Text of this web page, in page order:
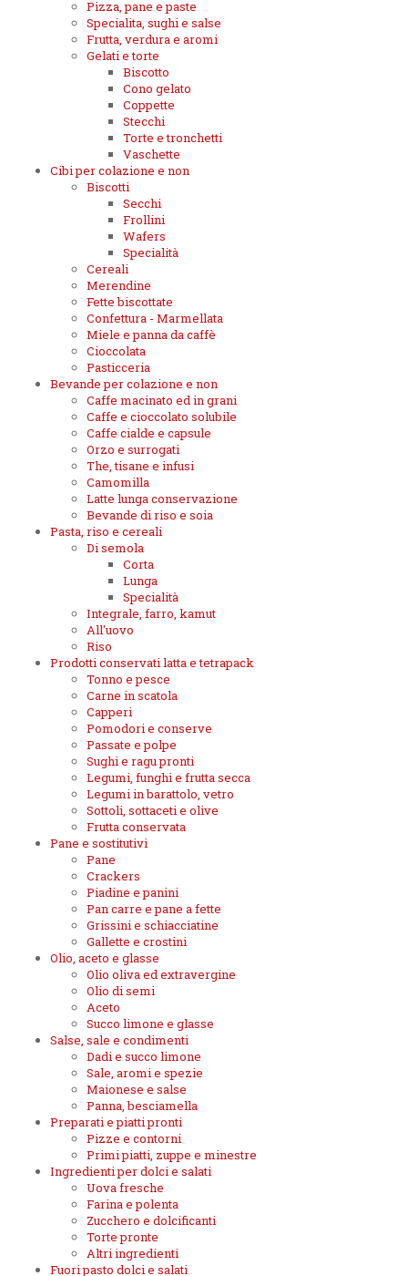
Pizza, pane e paste
Specialita, sughi e salse
Frutta, verdura e aromi
Gelati e torte
Biscotto
Cono gelato
Coppette
Stecchi
Torte e tronchetti
Vaschette
Cibi per colazione e non
Biscotti
Secchi
Frollini
Wafers
Specialità
Cereali
Merendine
Fette biscottate
Confettura - Marmellata
Miele e panna da caffè
Cioccolata
Pasticceria
Bevande per colazione e non
Caffe macinato ed in grani
Caffe e cioccolato solubile
Caffe cialde e capsule
Orzo e surrogati
The, tisane e infusi
Camomilla
Latte lunga conservazione
Bevande di riso e soia
Pasta, riso e cereali
Di semola
Corta
Lunga
Specialità
Integrale, farro, kamut
All'uovo
Riso
Prodotti conservati latta e tetrapack
Tonno e pesce
Carne in scatola
Capperi
Pomodori e conserve
Passate e polpe
Sughi e ragu pronti
Legumi, funghi e frutta secca
Legumi in barattolo, vetro
Sottoli, sottaceti e olive
Frutta conservata
Pane e sostitutivi
Pane
Crackers
Piadine e panini
Pan carre e pane a fette
Grissini e schiacciatine
Gallette e crostini
Olio, aceto e glasse
Olio oliva ed extravergine
Olio di semi
Aceto
Succo limone e glasse
Salse, sale e condimenti
Dadi e succo limone
Sale, aromi e spezie
Maionese e salse
Panna, besciamella
Preparati e piatti pronti
Pizze e contorni
Primi piatti, zuppe e minestre
Ingredienti per dolci e salati
Uova fresche
Farina e polenta
Zucchero e dolcificanti
Torte pronte
Altri ingredienti
Fuori pasto dolci e salati